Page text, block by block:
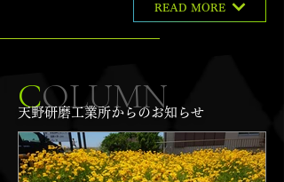
READ MORE
COLUMN
天野研磨工業所からのお知らせ